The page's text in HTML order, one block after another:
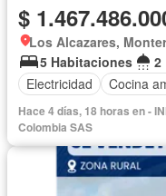
$
Los Alcazares,
5 Habitaciones
2
Electricidad
Cocina
Hace 4 días, 18 horas en -
Colombia SAS